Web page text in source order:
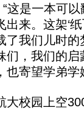
“这是一本可
出来。这架‘
了我们儿时
们，我们的
也寄望学弟学
校园上空300